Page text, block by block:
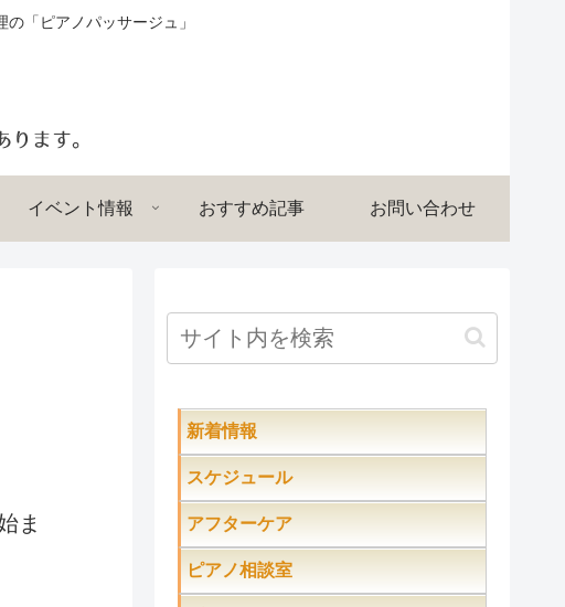
「ピアノパッサージュ」
イベント情報 おすすめ記事 お問い合わせ
ま
新着情報
スケジュール
アフターケア
ピアノ相談室